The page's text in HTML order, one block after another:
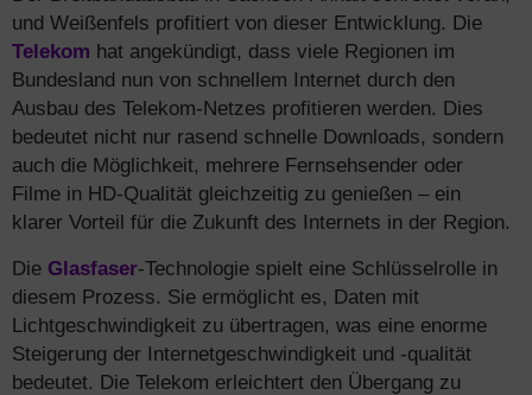
und Weißenfels profitiert von dieser Entwicklung. Die
Telekom hat angekündigt, dass viele Regionen im
Bundesland nun von schnellem Internet durch den
Ausbau des Telekom-Netzes profitieren werden. Dies
bedeutet nicht nur rasend schnelle Downloads, sondern
auch die Möglichkeit, mehrere Fernsehsender oder
Filme in HD-Qualität gleichzeitig zu genießen – ein
klarer Vorteil für die Zukunft des Internets in der Region.
Die Glasfaser-Technologie spielt eine Schlüsselrolle in
diesem Prozess. Sie ermöglicht es, Daten mit
Lichtgeschwindigkeit zu übertragen, was eine enorme
Steigerung der Internetgeschwindigkeit und -qualität
bedeutet. Die Telekom erleichtert den Übergang zu